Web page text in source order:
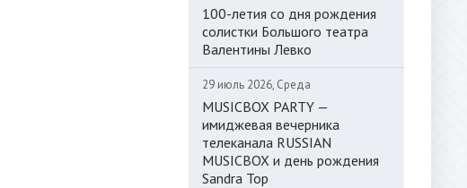
100-летия со дня рождения
солистки Большого театра
Валентины Левко
29 июль 2026, Среда
MUSICBOX PARTY —
имиджевая вечерника
телеканала RUSSIAN
MUSICBOX и день рождения
Sandra Top